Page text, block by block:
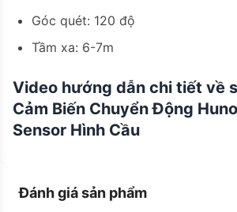
Góc quét: 120 độ
Tầm xa: 6-7m
Video hướng dẫn chi tiết về
Cảm Biến Chuyển Động
Sensor Hình Cầu
Đánh giá sản phẩm